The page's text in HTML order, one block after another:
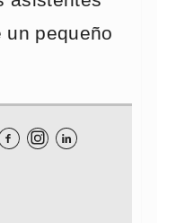
un pequeño
 